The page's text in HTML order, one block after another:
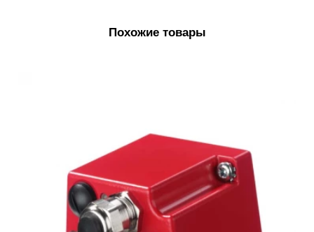
Похожие товары